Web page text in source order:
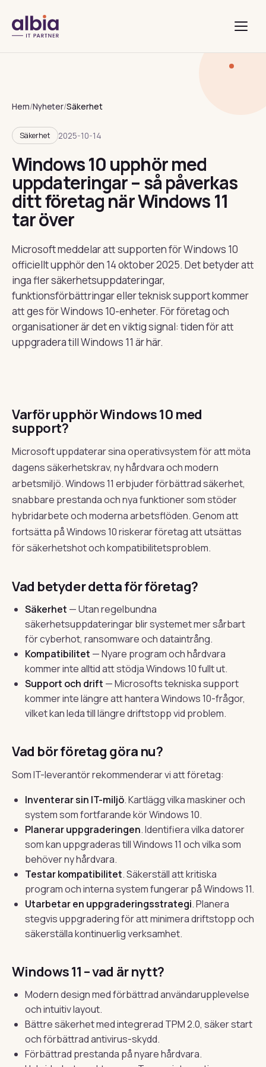
Hem/Nyheter/Säkerhet
Säkerhet 2025-10-14
Windows 10 upphör med
uppdateringar – så påverkas
ditt företag när Windows 11
tar över
Microsoft meddelar att supporten för Windows 10
officiellt upphör den 14 oktober 2025. Det betyder att
inga fler säkerhetsuppdateringar,
funktionsförbättringar eller teknisk support kommer
att ges för Windows 10-enheter. För företag och
organisationer är det en viktig signal: tiden för att
uppgradera till Windows 11 är här.
Varför upphör Windows 10 med
support?
Microsoft uppdaterar sina operativsystem för att möta
dagens säkerhetskrav, ny hårdvara och modern
arbetsmiljö. Windows 11 erbjuder förbättrad säkerhet,
snabbare prestanda och nya funktioner som stöder
hybridarbete och moderna arbetsflöden. Genom att
fortsätta på Windows 10 riskerar företag att utsättas
för säkerhetshot och kompatibilitetsproblem.
Vad betyder detta för företag?
Säkerhet — Utan regelbundna
säkerhetsuppdateringar blir systemet mer sårbart
för cyberhot, ransomware och dataintrång.
Kompatibilitet — Nyare program och hårdvara
kommer inte alltid att stödja Windows 10 fullt ut.
Support och drift — Microsofts tekniska support
kommer inte längre att hantera Windows 10-frågor,
vilket kan leda till längre driftstopp vid problem.
Vad bör företag göra nu?
Som IT-leverantör rekommenderar vi att företag:
Inventerar sin IT-miljö. Kartlägg vilka maskiner och
system som fortfarande kör Windows 10.
Planerar uppgraderingen. Identifiera vilka datorer
som kan uppgraderas till Windows 11 och vilka som
behöver ny hårdvara.
Testar kompatibilitet. Säkerställ att kritiska
program och interna system fungerar på Windows 11.
Utarbetar en uppgraderingsstrategi. Planera
stegvis uppgradering för att minimera driftstopp och
säkerställa kontinuerlig verksamhet.
Windows 11 – vad är nytt?
Modern design med förbättrad användarupplevelse
och intuitiv layout.
Bättre säkerhet med integrerad TPM 2.0, säker start
och förbättrad antivirus-skydd.
Förbättrad prestanda på nyare hårdvara.